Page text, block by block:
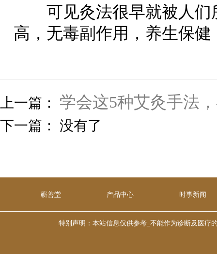
可见灸法很早就被人们
高，无毒副作用，养生保
上一篇： 学会这5种艾灸手法
下一篇： 没有了
蕲善堂 产品中心 时事新闻
特别声明：本站信息仅供参考_不能作为诊断及医疗